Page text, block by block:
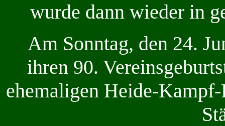
wurde dann wieder in
Am Sonntag, den 24.
ihren 90.
ehemaligen Heide-